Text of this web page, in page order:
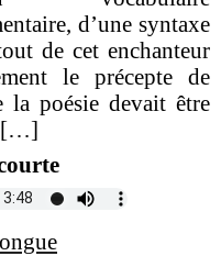
d’une syntaxe
de cet enchanteur
le précepte de
la poésie devait être
[…]